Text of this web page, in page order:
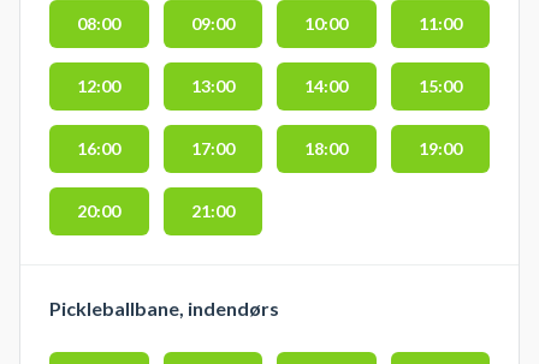
– benyt døren som vender ud mod
08:00 09:00 10:00 11:00
12:00 13:00 14:00 15:00
16:00 17:00 18:00 19:00
20:00 21:00
Pickleballbane, indendørs